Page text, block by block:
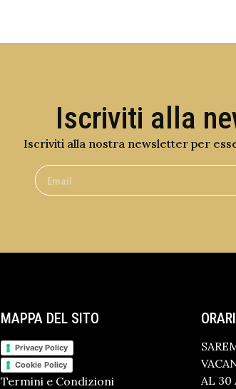
Iscriviti alla
Iscriviti alla nostra newsletter per
MAPPA DEL SITO
Privacy Policy
Cookie Policy
Termini e Condizioni
AL 30